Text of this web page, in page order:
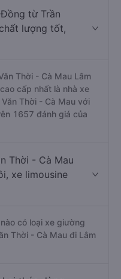
từ Trần
lượng tốt,
Thời - Cà Mau Lâm
cấp nhất là nhà xe
Thời - Cà Mau với
1657 đánh giá của
Thời - Cà Mau
xe limousine
có loại xe giường
Thời - Cà Mau đi Lâm